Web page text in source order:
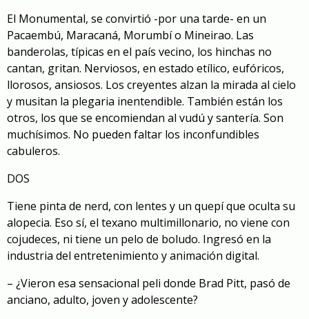
El Monumental, se convirtió -por una tarde- en un
Pacaembú, Maracaná, Morumbí o Mineirao. Las
banderolas, típicas en el país vecino, los hinchas no
cantan, gritan. Nerviosos, en estado etílico, eufóricos,
llorosos, ansiosos. Los creyentes alzan la mirada al cielo
y musitan la plegaria inentendible. También están los
otros, los que se encomiendan al vudú y santería. Son
muchísimos. No pueden faltar los inconfundibles
cabuleros.
DOS
Tiene pinta de nerd, con lentes y un quepí que oculta su
alopecia. Eso sí, el texano multimillonario, no viene con
cojudeces, ni tiene un pelo de boludo. Ingresó en la
industria del entretenimiento y animación digital.
– ¿Vieron esa sensacional peli donde Brad Pitt, pasó de
anciano, adulto, joven y adolescente?